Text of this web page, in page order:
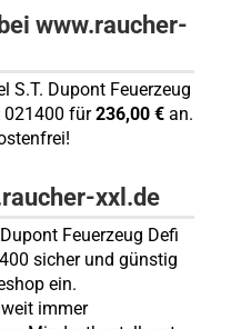
www.raucher-
S.T. Dupont Feuerzeug
021400 für236,00 €an.
xxl.de
Feuerzeug Defi
sicher und günstig
ein.
immer